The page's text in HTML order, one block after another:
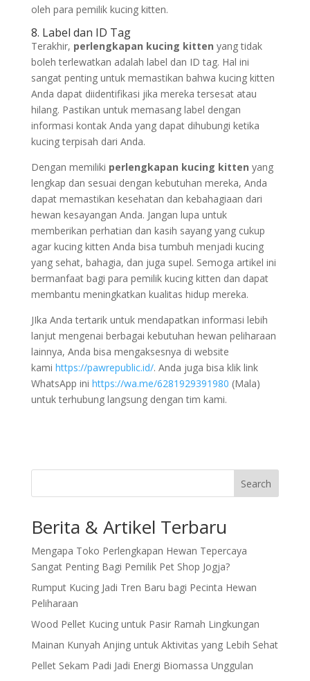
oleh para pemilik kucing kitten.
8. Label dan ID Tag
Terakhir, perlengkapan kucing kitten yang tidak
boleh terlewatkan adalah label dan ID tag. Hal ini
sangat penting untuk memastikan bahwa kucing kitten
Anda dapat diidentifikasi jika mereka tersesat atau
hilang. Pastikan untuk memasang label dengan
informasi kontak Anda yang dapat dihubungi ketika
kucing terpisah dari Anda.
Dengan memiliki perlengkapan kucing kitten yang
lengkap dan sesuai dengan kebutuhan mereka, Anda
dapat memastikan kesehatan dan kebahagiaan dari
hewan kesayangan Anda. Jangan lupa untuk
memberikan perhatian dan kasih sayang yang cukup
agar kucing kitten Anda bisa tumbuh menjadi kucing
yang sehat, bahagia, dan juga supel. Semoga artikel ini
bermanfaat bagi para pemilik kucing kitten dan dapat
membantu meningkatkan kualitas hidup mereka.
JIka Anda tertarik untuk mendapatkan informasi lebih
lanjut mengenai berbagai kebutuhan hewan peliharaan
lainnya, Anda bisa mengaksesnya di website
kami https://pawrepublic.id/. Anda juga bisa klik link
WhatsApp ini https://wa.me/6281929391980 (Mala)
untuk terhubung langsung dengan tim kami.
Search
Berita & Artikel Terbaru
Mengapa Toko Perlengkapan Hewan Tepercaya
Sangat Penting Bagi Pemilik Pet Shop Jogja?
Rumput Kucing Jadi Tren Baru bagi Pecinta Hewan
Peliharaan
Wood Pellet Kucing untuk Pasir Ramah Lingkungan
Mainan Kunyah Anjing untuk Aktivitas yang Lebih Sehat
Pellet Sekam Padi Jadi Energi Biomassa Unggulan